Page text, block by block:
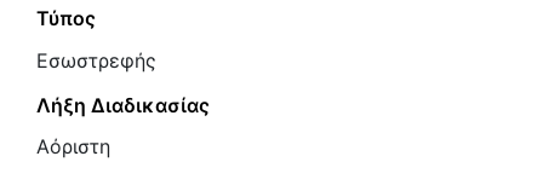
Τύπος
Εσωστρεφής
Λήξη Διαδικασίας
Αόριστη